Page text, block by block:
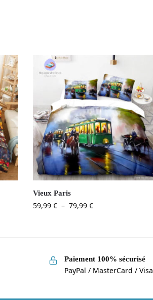
Vieux Paris
59,99€ – 79,99€
Paiement 100% sécurisé
PayPal / MasterCard / Visa